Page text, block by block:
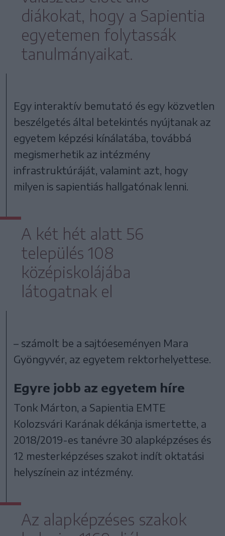
diákokat, hogy a Sapientia
egyetemen folytassák
tanulmányaikat.
Egy interaktív bemutató és egy közvetlen
beszélgetés által betekintés nyújtanak az
egyetem képzési kínálatába, továbbá
megismerhetik az intézmény
infrastruktúráját, valamint azt, hogy
milyen is sapientiás hallgatónak lenni.
A két hét alatt 56
település 108
középiskolájába
látogatnak el
– számolt be a sajtóeseményen Mara
Gyöngyvér, az egyetem rektorhelyettese.
Egyre jobb az egyetem híre
Tonk Márton, a Sapientia EMTE
Kolozsvári Karának dékánja ismertette, a
2018/2019-es tanévre 30 alapképzéses és
12 mesterképzéses szakot indít oktatási
helyszínein az intézmény.
Az alapképzéses szakok